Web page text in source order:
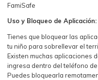
FamiSafe
Uso y Bloqueo de Aplicación:
Tienes que bloquear las
tu niño para sobrellevar el
Existen muchas aplicaciones
ingresa dentro del teléfono
Puedes bloquearla